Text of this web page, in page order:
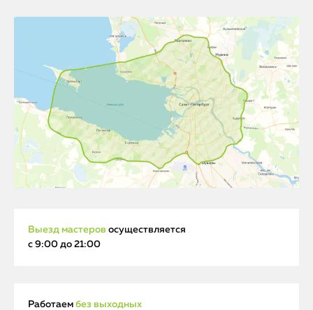
Выезд мастеров осуществляется
с 9:00 до 21:00
Работаем без выходных